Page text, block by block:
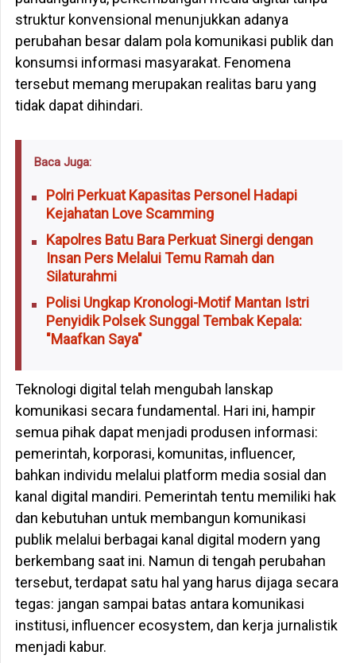
struktur konvensional menunjukkan adanya
perubahan besar dalam pola komunikasi publik dan
konsumsi informasi masyarakat. Fenomena
tersebut memang merupakan realitas baru yang
tidak dapat dihindari.
Baca Juga:
Polri Perkuat Kapasitas Personel Hadapi
Kejahatan Love Scamming
Kapolres Batu Bara Perkuat Sinergi dengan
Insan Pers Melalui Temu Ramah dan
Silaturahmi
Polisi Ungkap Kronologi-Motif Mantan Istri
Penyidik Polsek Sunggal Tembak Kepala:
"Maafkan Saya"
Teknologi digital telah mengubah lanskap
komunikasi secara fundamental. Hari ini, hampir
semua pihak dapat menjadi produsen informasi:
pemerintah, korporasi, komunitas, influencer,
bahkan individu melalui platform media sosial dan
kanal digital mandiri. Pemerintah tentu memiliki hak
dan kebutuhan untuk membangun komunikasi
publik melalui berbagai kanal digital modern yang
berkembang saat ini. Namun di tengah perubahan
tersebut, terdapat satu hal yang harus dijaga secara
tegas: jangan sampai batas antara komunikasi
institusi, influencer ecosystem, dan kerja jurnalistik
menjadi kabur.